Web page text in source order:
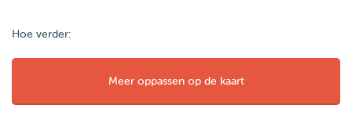
Hoe verder:
Meer oppassen op de kaart